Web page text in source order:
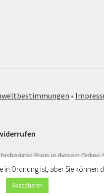
Sie uns Ihr
•
Preis in diesem Online-
Ordnung ist, aber Sie
Akzeptieren